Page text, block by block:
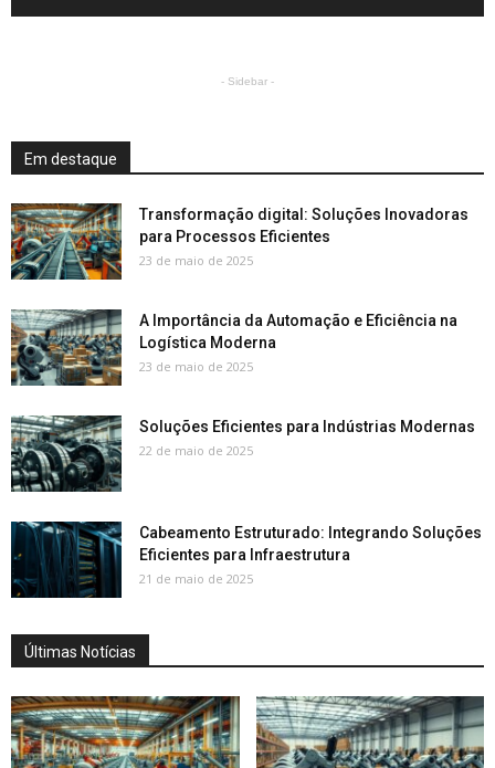
- Sidebar -
Em destaque
Transformação digital: Soluções Inovadoras
para Processos Eficientes
23 de maio de 2025
A Importância da Automação e Eficiência na
Logística Moderna
23 de maio de 2025
Soluções Eficientes para Indústrias Modernas
22 de maio de 2025
Cabeamento Estruturado: Integrando Soluções
Eficientes para Infraestrutura
21 de maio de 2025
Últimas Notícias